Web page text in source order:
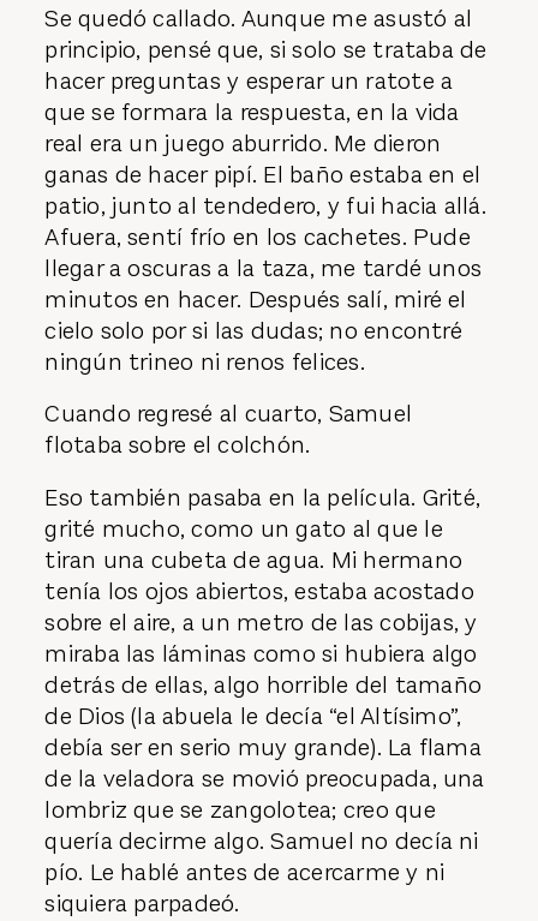
Se quedó callado. Aunque me asustó al
principio, pensé que, si solo se trataba de
hacer preguntas y esperar un ratote a
que se formara la respuesta, en la vida
real era un juego aburrido. Me dieron
ganas de hacer pipí. El baño estaba en el
patio, junto al tendedero, y fui hacia allá.
Afuera, sentí frío en los cachetes. Pude
llegar a oscuras a la taza, me tardé unos
minutos en hacer. Después salí, miré el
cielo solo por si las dudas; no encontré
ningún trineo ni renos felices.
Cuando regresé al cuarto, Samuel
flotaba sobre el colchón.
Eso también pasaba en la película. Grité,
grité mucho, como un gato al que le
tiran una cubeta de agua. Mi hermano
tenía los ojos abiertos, estaba acostado
sobre el aire, a un metro de las cobijas, y
miraba las láminas como si hubiera algo
detrás de ellas, algo horrible del tamaño
de Dios (la abuela le decía “el Altísimo”,
debía ser en serio muy grande). La flama
de la veladora se movió preocupada, una
lombriz que se zangolotea; creo que
quería decirme algo. Samuel no decía ni
pío. Le hablé antes de acercarme y ni
siquiera parpadeó.